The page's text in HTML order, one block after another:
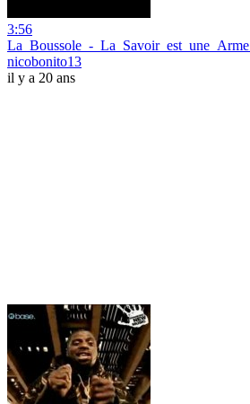
3:56
La_Boussole_-_La_Savoir_est_une_Arme_
nicobonito13
il y a 20 ans